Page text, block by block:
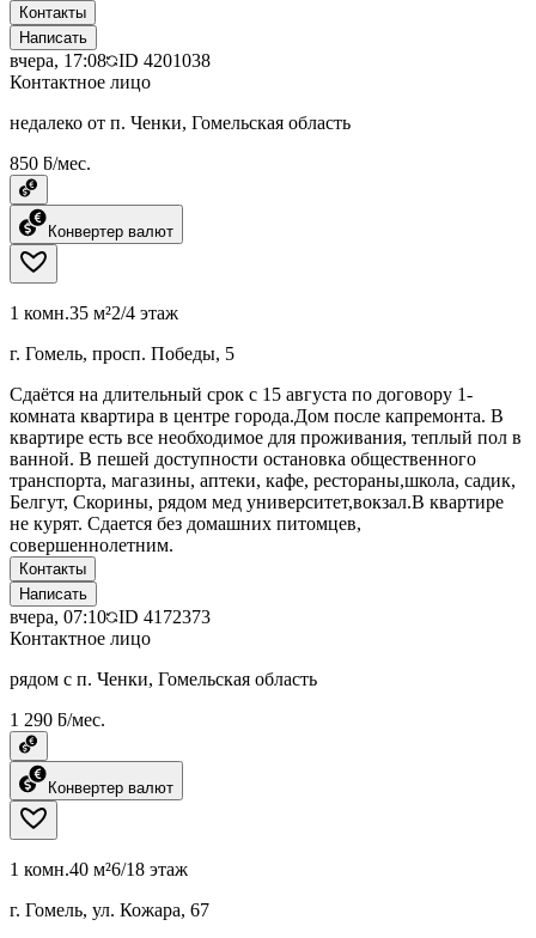
Контакты
Написать
вчера, 17:08 ID 4201038
Контактное лицо
недалеко от п. Ченки, Гомельская область
850 ƃ/мес.
Конвертер валют
1 комн.35 м²2/4 этаж
г. Гомель, просп. Победы, 5
Сдаётся на длительный срок с 15 августа по договору 1-
комната квартира в центре города.Дом после капремонта. В
квартире есть все необходимое для проживания, теплый пол в
ванной. В пешей доступности остановка общественного
транспорта, магазины, аптеки, кафе, рестораны,школа, садик,
Белгут, Скорины, рядом мед университет,вокзал.В квартире
не курят. Сдается без домашних питомцев,
совершеннолетним.
Контакты
Написать
вчера, 07:10 ID 4172373
Контактное лицо
рядом с п. Ченки, Гомельская область
1 290 ƃ/мес.
Конвертер валют
1 комн.40 м²6/18 этаж
г. Гомель, ул. Кожара, 67